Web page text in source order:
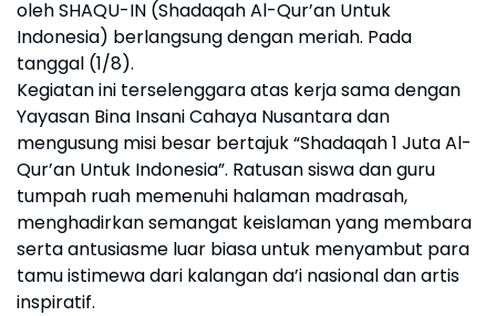
oleh SHAQU-IN (Shadaqah Al-Qur’an Untuk
Indonesia) berlangsung dengan meriah. Pada
tanggal (1/8).
Kegiatan ini terselenggara atas kerja sama dengan
Yayasan Bina Insani Cahaya Nusantara dan
mengusung misi besar bertajuk “Shadaqah 1 Juta Al-
Qur’an Untuk Indonesia”. Ratusan siswa dan guru
tumpah ruah memenuhi halaman madrasah,
menghadirkan semangat keislaman yang membara
serta antusiasme luar biasa untuk menyambut para
tamu istimewa dari kalangan da’i nasional dan artis
inspiratif.